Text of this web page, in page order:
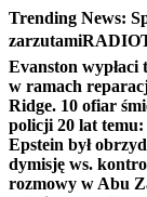
Skip
to
Trending News:
zarzutami
Evanston wypłaci
w ramach
Ridge. 10 ofiar
policji 20 lat
Epstein był
dymisję ws.
rozmowy w Abu